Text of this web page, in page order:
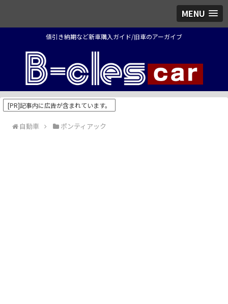
MENU
値引き納期など新車購入ガイド/旧車のアーガイブ
[PR]記事内に広告が含まれています。
自動車 ポンティアック